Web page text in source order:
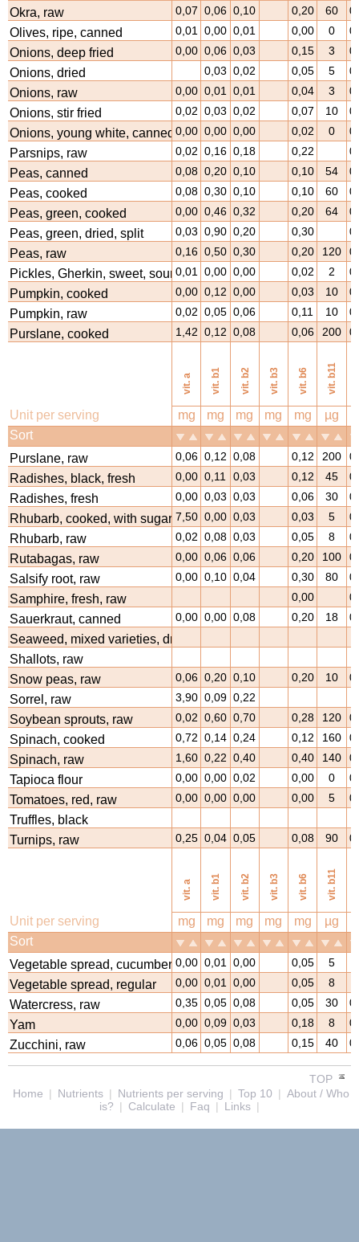
Okra, raw 0,07 0,06 0,10 0,20 60
Olives, ripe, canned 0,01 0,00 0,01 0,00 0
Onions, deep fried 0,00 0,06 0,03 0,15 3
Onions, dried 0,03 0,02 0,05 5
Onions, raw 0,00 0,01 0,01 0,04 3
Onions, stir fried 0,02 0,03 0,02 0,07 10
Onions, young white, canned, sweet/sauer
0,00 0,00 0,00 0,02 0
Parsnips, raw 0,02 0,16 0,18 0,22
Peas, canned 0,08 0,20 0,10 0,10 54
Peas, cooked 0,08 0,30 0,10 0,10 60
Peas, green, cooked 0,00 0,46 0,32 0,20 64
Peas, green, dried, split 0,03 0,90 0,20 0,30
Peas, raw 0,16 0,50 0,30 0,20 120
Pickles, Gherkin, sweet, sour 0,01 0,00 0,00 0,02 2
Pumpkin, cooked 0,00 0,12 0,00 0,03 10
Pumpkin, raw 0,02 0,05 0,06 0,11 10
Purslane, cooked 1,42 0,12 0,08 0,06 200
vit. a vit. b1 vit. b2 vit. b3 vit. b6 vit. b11
Unit per serving mg mg mg mg mg µg
Sort
Purslane, raw
0,06 0,12 0,08 0,12 200
Radishes, black, fresh 0,00 0,11 0,03 0,12 45
Radishes, fresh 0,00 0,03 0,03 0,06 30
Rhubarb, cooked, with sugar 7,50 0,00 0,03 0,03 5
Rhubarb, raw 0,02 0,08 0,03 0,05 8
Rutabagas, raw 0,00 0,06 0,06 0,20 100
Salsify root, raw 0,00 0,10 0,04 0,30 80
Samphire, fresh, raw 0,00
Sauerkraut, canned 0,00 0,00 0,08 0,20 18
Seaweed, mixed varieties, dried
Shallots, raw
Snow peas, raw
0,06 0,20 0,10 0,20 10
Sorrel, raw 3,90 0,09 0,22
Soybean sprouts, raw 0,02 0,60 0,70 0,28 120
Spinach, cooked 0,72 0,14 0,24 0,12 160
Spinach, raw 1,60 0,22 0,40 0,40 140
Tapioca flour 0,00 0,00 0,02 0,00 0
Tomatoes, red, raw 0,00 0,00 0,00 0,00 5
Truffles, black
Turnips, raw
0,25 0,04 0,05 0,08 90
vit. a vit. b1 vit. b2 vit. b3 vit. b6 vit. b11
Unit per serving mg mg mg mg mg µg
Sort
Vegetable spread, cucumber 0,00 0,01 0,00 0,05 5
Vegetable spread, regular 0,00 0,01 0,00 0,05 8
Watercress, raw 0,35 0,05 0,08 0,05 30
Yam 0,00 0,09 0,03 0,18 8
Zucchini, raw 0,06 0,05 0,08 0,15 40
TOP
Home | Nutrients | Nutrients per serving | Top 10 | About / Who
is? | Calculate | Faq | Links |